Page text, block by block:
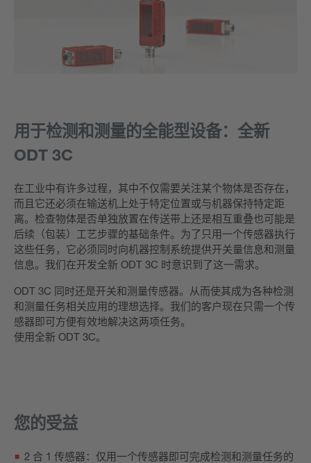
用于检测和测量的全能型设备：全新
ODT 3C
在工业中有许多过程，其中不仅需要关注某个物体是否存在，
而且它还必须在输送机上处于特定位置或与机器保持特定距
离。检查物体是否单独放置在传送带上还是相互重叠也可能是
后续（包装）工艺步骤的基础条件。为了只用一个传感器执行
这些任务，它必须同时向机器控制系统提供开关量信息和测量
信息。我们在开发全新 ODT 3C 时意识到了这一需求。
ODT 3C 同时还是开关和测量传感器。从而使其成为各种检测
和测量任务相关应用的理想选择。我们的客户现在只需一个传
感器即可方便有效地解决这两项任务。
使用全新 ODT 3C。
您的受益
2 合 1 传感器：仅用一个传感器即可完成检测和测量任务的